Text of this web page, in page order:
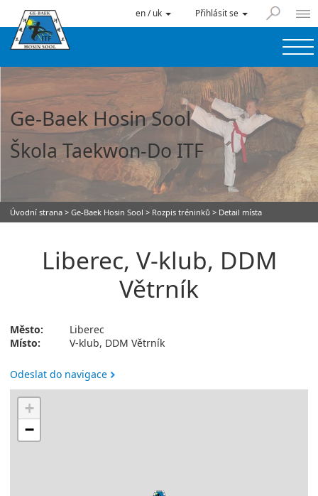
en / uk Přihlásit se
Ge-Baek Hosin Sool
Škola Taekwon-Do ITF
Úvodní strana > Ge-Baek Hosin Sool > Rozpis tréninků > Detail místa
Liberec, V-klub, DDM
Větrník
Město:
Liberec
Místo:
V-klub, DDM Větrník
Odeslat do navigace
+
−